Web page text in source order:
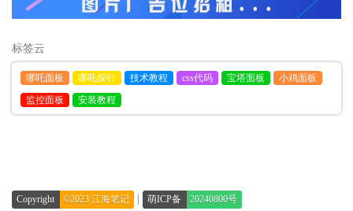
标签云
哪吒面板 哪吒探针 技术教程 css代码 宝塔面板
小鸡面板
监控面板
安装教程
Copyright ©2023 江海笔记 萌ICP备 20240800号